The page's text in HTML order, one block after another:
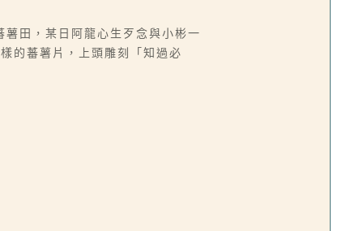
田，某日阿龍心生歹念與小彬一
的蕃薯片，上頭雕刻「知過必